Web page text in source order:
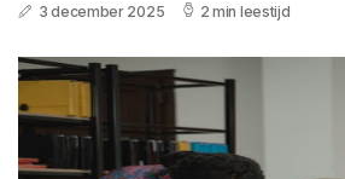
3 december 2025 2 min leestijd